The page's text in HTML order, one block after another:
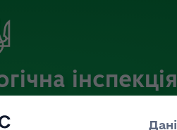
інспекція
округу